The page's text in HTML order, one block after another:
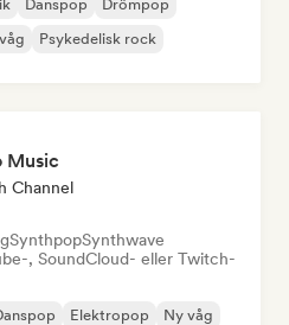
Danspop
Drömpop
Psykedelisk rock
Music
Channel
SynthpopSynthwave
, SoundCloud- eller Twitch-
Elektropop Ny våg